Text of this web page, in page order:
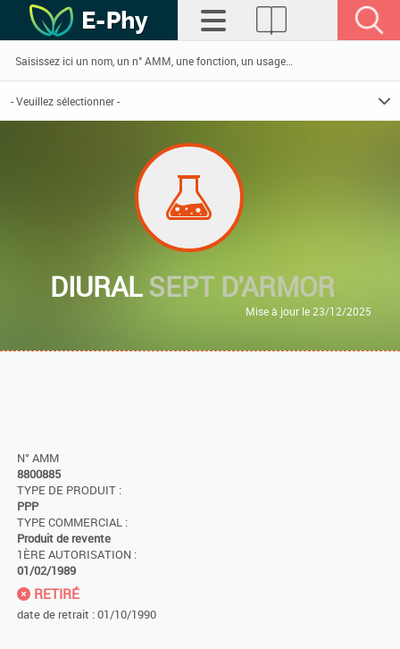
DIURALSEPT D'ARMOR
Mise à jour le 23/12/2025
N° AMM
8800885
TYPE DE PRODUIT :
PPP
TYPE COMMERCIAL :
Produit de revente
1ÈRE AUTORISATION :
01/02/1989
RETIRÉ
date de retrait : 01/10/1990